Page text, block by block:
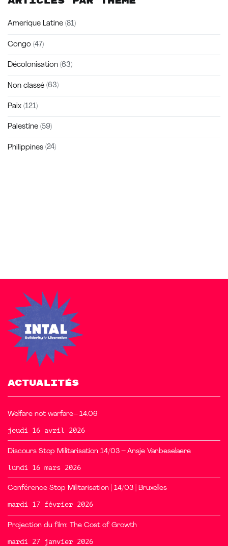
Amerique Latine (81)
Congo (47)
Décolonisation (63)
Non classé (63)
Paix (121)
Palestine (59)
Philippines (24)
ACTUALITÉS
Welfare not warfare– 14.06
jeudi 16 avril 2026
Discours Stop Militarisation 14/03 – Ansje Vanbeselaere
lundi 16 mars 2026
Conférence Stop Militarisation | 14/03 | Bruxelles
mardi 17 février 2026
Projection du film: The Cost of Growth
mardi 27 janvier 2026